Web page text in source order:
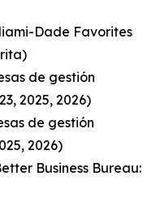
Dade Favorites
de gestión
2025, 2026)
de gestión
2026)
Business Bureau: